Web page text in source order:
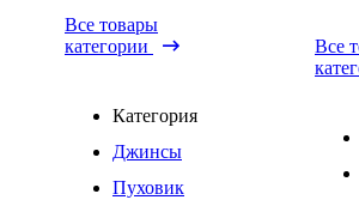
Все товары
категории
Категория
Джинсы
Пуховик
Все